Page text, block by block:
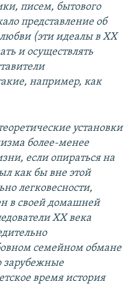
писем, бытового
представление об
(эти идеалы в ХХ
и осуществлять
например, как
установки
более-менее
если опираться на
как бы вне этой
легковесности,
в своей домашней
ХХ века
семейном обмане
зарубежные
время история